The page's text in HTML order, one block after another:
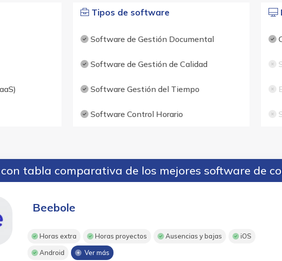
Tipos de software
Software de Gestión Documental
Software de Gestión de Calidad
Software Gestión del Tiempo
Software Control Horario
tabla comparativa de los mejores software de
Beebole
Horas extra Horas proyectos Ausencias y bajas iOS
Android Ver más